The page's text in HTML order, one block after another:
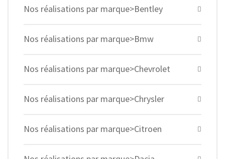
Nos réalisations par marque>Bentley
Nos réalisations par marque>Bmw
Nos réalisations par marque>Chevrolet
Nos réalisations par marque>Chrysler
Nos réalisations par marque>Citroen